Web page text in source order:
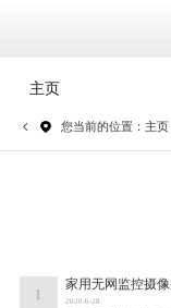
主页
您当前的位置： 主页
1
家用无网监控摄
2020-6-28